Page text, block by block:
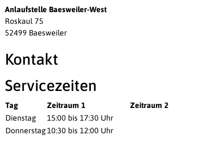
Anlaufstelle Baesweiler-West
Roskaul 75
52499 Baesweiler
Kontakt
Servicezeiten
Tag Zeitraum 1
Zeitraum 2
Dienstag
15:00 bis 17:30 Uhr
Donnerstag10:30 bis 12:00 Uhr